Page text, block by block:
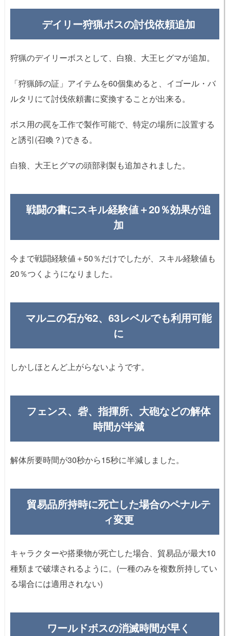
デイリー狩猟ボスの討伐依頼追加
狩猟のデイリーボスとして、白狼、大王ヒグマが追加。
「狩猟師の証」アイテムを60個集めると、イゴール・バ
ルタリにて討伐依頼書に変換することが出来る。
ボス用の罠を工作で製作可能で、特定の場所に設置する
と誘引(召喚？)できる。
白狼、大王ヒグマの頭部剥製も追加されました。
戦闘の書にスキル経験値＋20％効果が追
加
今まで戦闘経験値＋50％だけでしたが、スキル経験値も
20％つくようになりました。
マルニの石が62、63レベルでも利用可能
に
しかしほとんど上がらないようです。
フェンス、砦、指揮所、大砲などの解体
時間が半減
解体所要時間が30秒から15秒に半減しました。
貿易品所持時に死亡した場合のペナルテ
ィ変更
キャラクターや搭乗物が死亡した場合、貿易品が最大10
種類まで破壊されるように。(一種のみを複数所持してい
る場合には適用されない)
ワールドボスの消滅時間が早く